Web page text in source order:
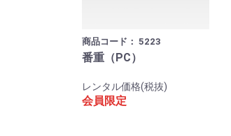
商品コード： 5223
番重（PC）
レンタル価格(税抜)
会員限定